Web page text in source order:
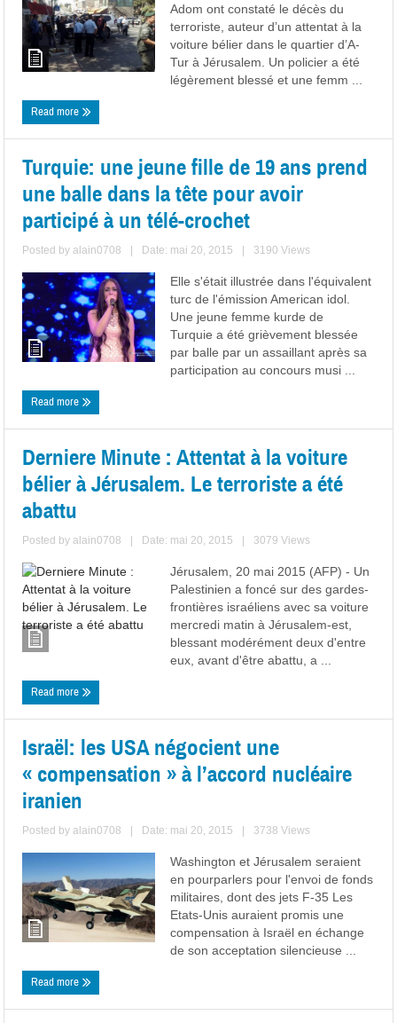
Adom ont constaté le décès du
terroriste, auteur d’un attentat à la
voiture bélier dans le quartier d’A-
Tur à Jérusalem. Un policier a été
légèrement blessé et une femm ...
Read more
Turquie: une jeune fille de 19 ans prend
une balle dans la tête pour avoir
participé à un télé-crochet
Posted byalain0708 Date: mai 20, 2015 3190 Views
Elle s'était illustrée dans l'équivalent
turc de l'émission American idol.
Une jeune femme kurde de
Turquie a été grièvement blessée
par balle par un assaillant après sa
participation au concours musi ...
Read more
Derniere Minute : Attentat à la voiture
bélier à Jérusalem. Le terroriste a été
abattu
Posted byalain0708 Date: mai 20, 2015 3079 Views
Jérusalem, 20 mai 2015 (AFP) - Un
Palestinien a foncé sur des gardes-
frontières israéliens avec sa voiture
mercredi matin à Jérusalem-est,
blessant modérément deux d'entre
eux, avant d'être abattu, a ...
Read more
Israël: les USA négocient une
« compensation » à l’accord nucléaire
iranien
Posted byalain0708 Date: mai 20, 2015 3738 Views
Washington et Jérusalem seraient
en pourparlers pour l'envoi de fonds
militaires, dont des jets F-35 Les
Etats-Unis auraient promis une
compensation à Israël en échange
de son acceptation silencieuse ...
Read more